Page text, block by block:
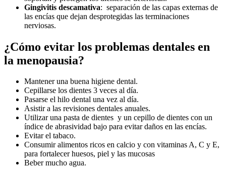
Gingivitis descamativa: separación de las capas externas de
las encías que dejan desprotegidas las terminaciones
nerviosas.
¿Cómo evitar los problemas dentales en
la menopausia?
Mantener una buena higiene dental.
Cepillarse los dientes 3 veces al día.
Pasarse el hilo dental una vez al día.
Asistir a las revisiones dentales anuales.
Utilizar una pasta de dientes y un cepillo de dientes con un
índice de abrasividad bajo para evitar daños en las encías.
Evitar el tabaco.
Consumir alimentos ricos en calcio y con vitaminas A, C y E,
para fortalecer huesos, piel y las mucosas
Beber mucho agua.